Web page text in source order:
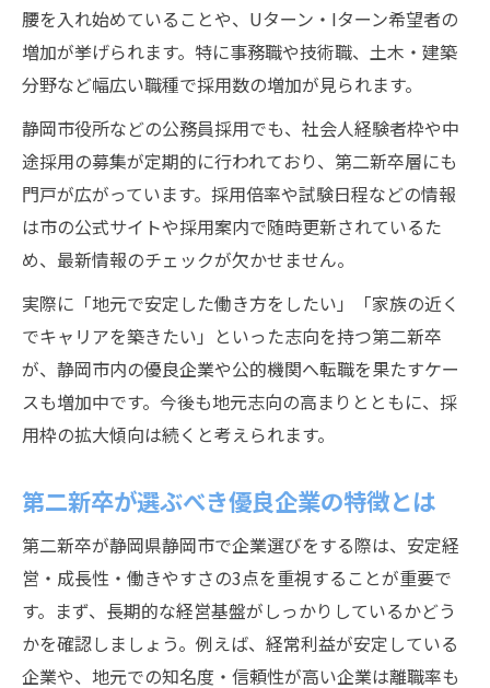
腰を入れ始めていることや、Uターン・Iターン希望者の
増加が挙げられます。特に事務職や技術職、土木・建築
分野など幅広い職種で採用数の増加が見られます。
静岡市役所などの公務員採用でも、社会人経験者枠や中
途採用の募集が定期的に行われており、第二新卒層にも
門戸が広がっています。採用倍率や試験日程などの情報
は市の公式サイトや採用案内で随時更新されているた
め、最新情報のチェックが欠かせません。
実際に「地元で安定した働き方をしたい」「家族の近く
でキャリアを築きたい」といった志向を持つ第二新卒
が、静岡市内の優良企業や公的機関へ転職を果たすケー
スも増加中です。今後も地元志向の高まりとともに、採
用枠の拡大傾向は続くと考えられます。
第二新卒が選ぶべき優良企業の特徴とは
第二新卒が静岡県静岡市で企業選びをする際は、安定経
営・成長性・働きやすさの3点を重視することが重要で
す。まず、長期的な経営基盤がしっかりしているかどう
かを確認しましょう。例えば、経常利益が安定している
企業や、地元での知名度・信頼性が高い企業は離職率も